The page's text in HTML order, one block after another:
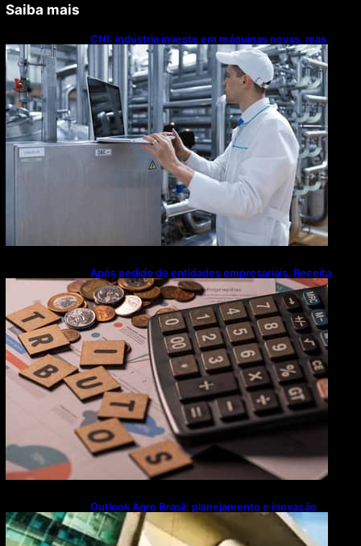
Saiba mais
CNI: indústria investe em máquinas novas, mas
modernização tecnológica avança lentamente
Após pedido de entidades empresariais, Receita
flexibiliza regras da Reforma Tributária
Outlook Agro Brasil: planejamento e inovação
pautam debates sobre futuro do agronegócio